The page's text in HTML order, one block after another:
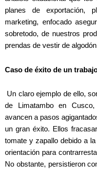
planes de exportación,
marketing, enfocado
sobretodo, de nuestros
prendas de vestir de
Caso de éxito de un
Un claro ejemplo de ello,
de Limatambo en
avancen a pasos
un gran éxito. Ellos
tomate y zapallo debido a
orientación para
No obstante, persistieron